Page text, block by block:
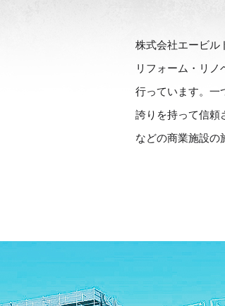
株式会社エービル
リフォーム・リ
行っています。一
誇りを持って信頼
などの商業施設の